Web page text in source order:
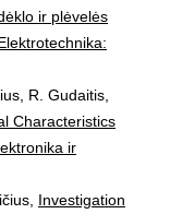
ir plėvelės
R. Gudaitis,
Characteristics
ir
Investigation